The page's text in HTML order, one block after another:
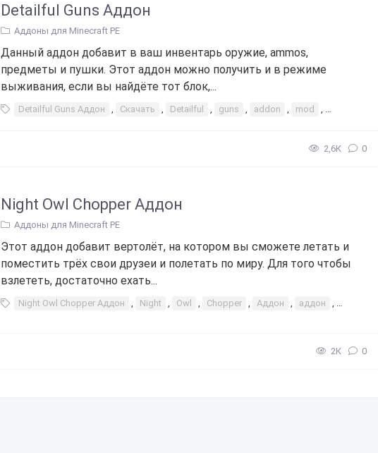
Detailful Guns Аддон
Аддоны для Minecraft PE
Данный аддон добавит в ваш инвентарь оружие, ammos,
предметы и пушки. Этот аддон можно получить и в режиме
выживания, если вы найдёте тот блок,...
Detailful Guns Аддон Скачать Detailful guns addon mod
2,6К 0
Night Owl Chopper Аддон
Аддоны для Minecraft PE
Этот аддон добавит вертолёт, на котором вы сможете летать и
поместить трёх свои друзеи и полетать по миру. Для того чтобы
взлететь, достаточно ехать...
Night Owl Chopper Аддон Night Owl Chopper Аддон аддон
2К 0